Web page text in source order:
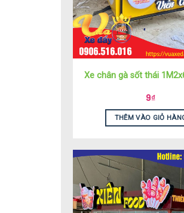
Xe chân gà sốt thái
9₫
THÊM VÀO GIỎ